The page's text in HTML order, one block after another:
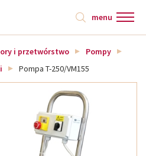
menu
i przetwórstwo
Pompy
Pompa T-250/VM155